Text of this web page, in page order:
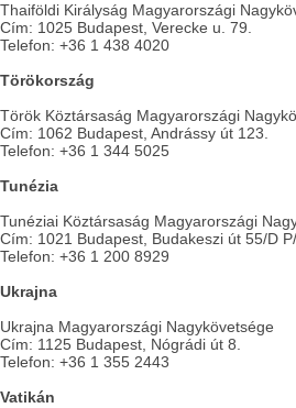
Thaiföldi Királyság Magyarországi
Cím: 1025 Budapest, Verecke u. 79.
Telefon: +36 1 438 4020
Törökország
Török Köztársaság Magyarországi
Cím: 1062 Budapest, Andrássy út 123.
Telefon: +36 1 344 5025
Tunézia
Tunéziai Köztársaság Magyarországi
Cím: 1021 Budapest, Budakeszi út 55/D P/
Telefon: +36 1 200 8929
Ukrajna
Ukrajna Magyarországi Nagykövetsége
Cím: 1125 Budapest, Nógrádi út 8.
Telefon: +36 1 355 2443
Vatikán